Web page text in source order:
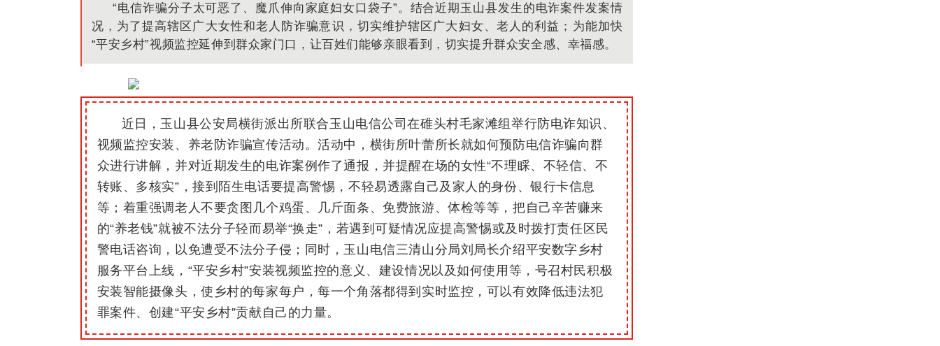
“电信诈骗分子太可恶了、魔爪伸向家庭妇女口袋子”。 结合近期玉山县发生的电诈案件发案情
况，为了提高辖区广大女性和老人防诈骗意识，切实维护辖区广大妇女、老人的利益； 为能加快
“平安乡村”视频监控延伸到群众家门口，让百姓们能够亲眼看到，切实提升群众安全感、幸福感。
近日
，玉山县公安局横街派出所联合玉山电信公司在碓头村毛家滩组举行防电诈知识、
视频监控安装、养老防诈骗宣传活动。活动中，横街所叶蕾所长就如何预防电信诈骗向群
众进行讲解，并对近期发生的电诈案例作了通报，并提醒在场的女性“不理睬、不轻信、不
转账、多核实”，接到陌生电话要提高警惕，不轻易透露自己及家人的身份、银行卡信息
等； 着重强调老人不要贪图几个鸡蛋、几斤面条、免费旅游、体检等等，把自己辛苦赚来
的“养老钱”就被不法分子轻而易举“换走”，若遇到可疑情况应提高警惕或及时拨打责任区民
警电话咨询，以免遭受不法分子侵；
同时，玉山电信三清山分局刘局长介绍平安数字乡村
服务平台上线，“平安乡村”安装视频监控的意义、建设情况以及如何使用等，号召村民积极
安装智能摄像头，使乡村的每家每户，每一个角落都得到实时监控，可以有效降低违法犯
罪案件、创建“平安乡村”贡献自己的力量。